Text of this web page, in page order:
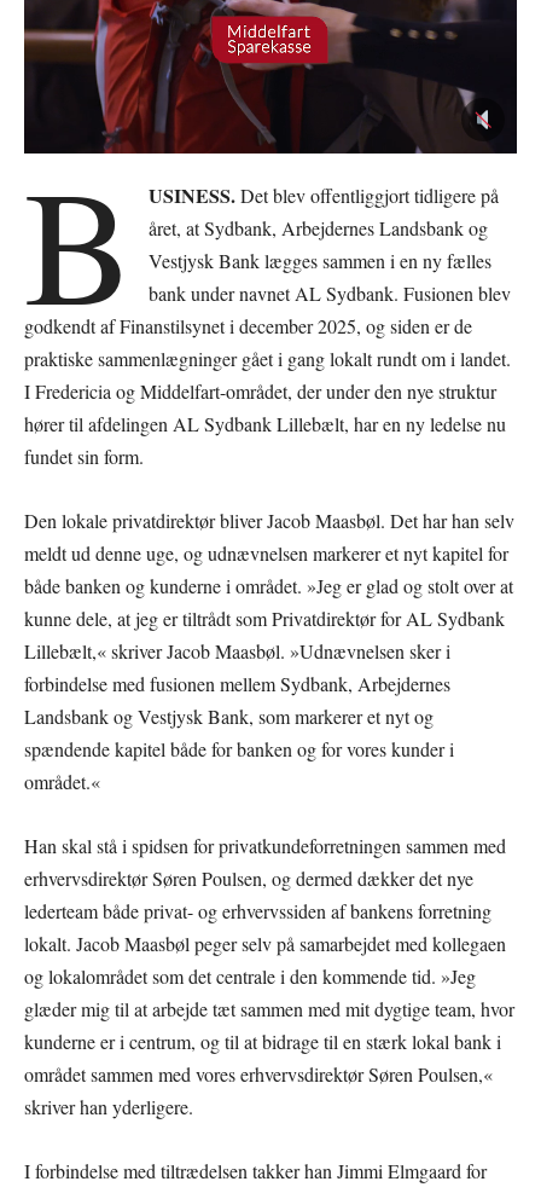
B USINESS.Det blev offentliggjort tidligere på
året, at Sydbank, Arbejdernes Landsbank og
Vestjysk Bank lægges sammen i en ny fælles
bank under navnet AL Sydbank. Fusionen blev
godkendt af Finanstilsynet i december 2025, og siden er de
praktiske sammenlægninger gået i gang lokalt rundt om i landet.
I Fredericia og Middelfart-området, der under den nye struktur
hører til afdelingen AL Sydbank Lillebælt, har en ny ledelse nu
fundet sin form.
Den lokale privatdirektør bliver Jacob Maasbøl. Det har han selv
meldt ud denne uge, og udnævnelsen markerer et nyt kapitel for
både banken og kunderne i området. »Jeg er glad og stolt over at
kunne dele, at jeg er tiltrådt som Privatdirektør for AL Sydbank
Lillebælt,« skriver Jacob Maasbøl. »Udnævnelsen sker i
forbindelse med fusionen mellem Sydbank, Arbejdernes
Landsbank og Vestjysk Bank, som markerer et nyt og
spændende kapitel både for banken og for vores kunder i
området.«
Han skal stå i spidsen for privatkundeforretningen sammen med
erhvervsdirektør Søren Poulsen, og dermed dækker det nye
lederteam både privat- og erhvervssiden af bankens forretning
lokalt. Jacob Maasbøl peger selv på samarbejdet med kollegaen
og lokalområdet som det centrale i den kommende tid. »Jeg
glæder mig til at arbejde tæt sammen med mit dygtige team, hvor
kunderne er i centrum, og til at bidrage til en stærk lokal bank i
området sammen med vores erhvervsdirektør Søren Poulsen,«
skriver han yderligere.
I forbindelse med tiltrædelsen takker han Jimmi Elmgaard for